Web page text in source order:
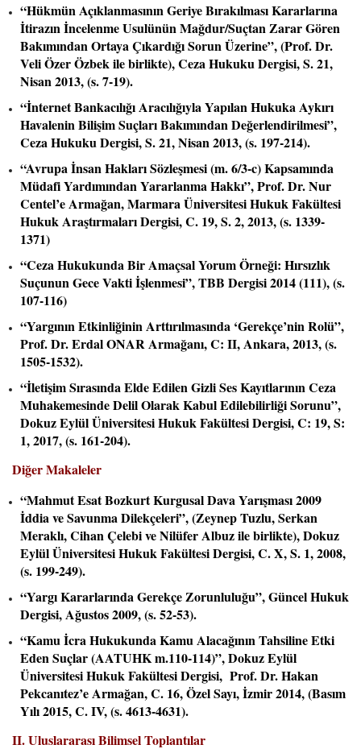
“Hükmün Açıklanmasının Geriye Bırakılması Kararlarına
İtirazın İncelenme Usulünün Mağdur/Suçtan Zarar Gören
Bakımından Ortaya Çıkardığı Sorun Üzerine”, (Prof. Dr.
Veli Özer Özbek ile birlikte), Ceza Hukuku Dergisi, S. 21,
Nisan 2013, (s. 7-19).
“İnternet Bankacılığı Aracılığıyla Yapılan Hukuka Aykırı
Havalenin Bilişim Suçları Bakımından Değerlendirilmesi”,
Ceza Hukuku Dergisi, S. 21, Nisan 2013, (s. 197-214).
“Avrupa İnsan Hakları Sözleşmesi (m. 6/3-c) Kapsamında
Müdafi Yardımından Yararlanma Hakkı”, Prof. Dr. Nur
Centel’e Armağan, Marmara Üniversitesi Hukuk Fakültesi
Hukuk Araştırmaları Dergisi, C. 19, S. 2, 2013, (s. 1339-
1371)
“Ceza Hukukunda Bir Amaçsal Yorum Örneği: Hırsızlık
Suçunun Gece Vakti İşlenmesi”, TBB Dergisi 2014 (111), (s.
107-116)
“Yargının Etkinliğinin Arttırılmasında ‘Gerekçe’nin Rolü”,
Prof. Dr. Erdal ONAR Armağanı, C: II, Ankara, 2013, (s.
1505-1532).
“İletişim Sırasında Elde Edilen Gizli Ses Kayıtlarının Ceza
Muhakemesinde Delil Olarak Kabul Edilebilirliği Sorunu”,
Dokuz Eylül Üniversitesi Hukuk Fakültesi Dergisi, C: 19, S:
1, 2017, (s. 161-204).
Diğer Makaleler
“Mahmut Esat Bozkurt Kurgusal Dava Yarışması 2009
İddia ve Savunma Dilekçeleri”, (Zeynep Tuzlu, Serkan
Meraklı, Cihan Çelebi ve Nilüfer Albuz ile birlikte), Dokuz
Eylül Üniversitesi Hukuk Fakültesi Dergisi, C. X, S. 1, 2008,
(s. 199-249).
“Yargı Kararlarında Gerekçe Zorunluluğu”, Güncel Hukuk
Dergisi, Ağustos 2009, (s. 52-53).
“Kamu İcra Hukukunda Kamu Alacağının Tahsiline Etki
Eden Suçlar (AATUHK m.110-114)”, Dokuz Eylül
Üniversitesi Hukuk Fakültesi Dergisi, Prof. Dr. Hakan
Pekcanıtez’e Armağan, C. 16, Özel Sayı, İzmir 2014, (Basım
Yılı 2015, C. IV, (s. 4613-4631).
II. Uluslararası Bilimsel Toplantılar